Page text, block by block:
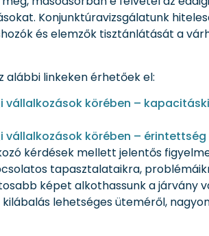
Konjunktúravizsgálatunk
és elemzők tisztánlátását a
linkeken érhetőek el:
körében –
körében – érintettség
kérdések mellett jelentős
tapasztalataikra,
képet alkothassunk a járvány
lehetséges üteméről,